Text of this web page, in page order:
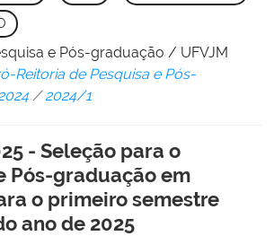
e Pós-graduação / UFVJM
Reitoria de Pesquisa e Pós-
/2024/1
- Seleção para o
Pós-graduação em
o primeiro semestre
ano de 2025